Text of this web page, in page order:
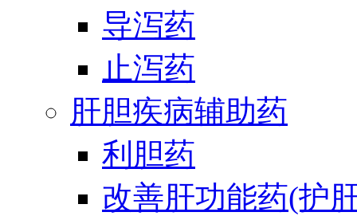
导泻药
止泻药
肝胆疾病辅助药
利胆药
改善肝功能药(护